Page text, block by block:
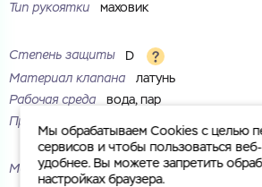
Тип рукоятки
маховик
Степень защиты
D
Материал клапана
латунь
Рабочая среда
вода, пар
Присоединение
Маркировка 30ч6бр
Мы обрабатываем Cookies с целью
сервисов и чтобы пользоваться
удобнее. Вы можете запретить
настройках браузера.